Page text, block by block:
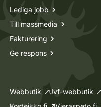
Lediga jobb
Till massmedia
Fakturering
Ge respons
Webbutik Jvf-webbutik